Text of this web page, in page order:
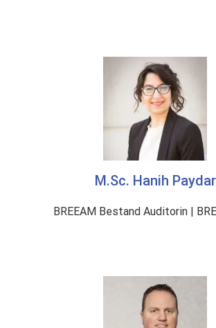
M.Sc. Hanih Paydar
BREEAM Bestand Auditorin |